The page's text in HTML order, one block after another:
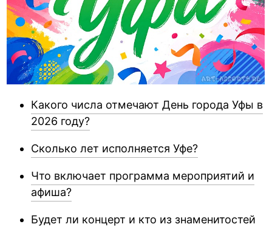
Какого числа отмечают День города Уфы в
2026 году?
Сколько лет исполняется Уфе?
Что включает программа мероприятий и
афиша?
Будет ли концерт и кто из знаменитостей